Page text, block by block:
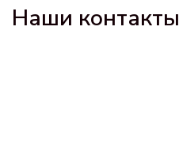
Наши контакты